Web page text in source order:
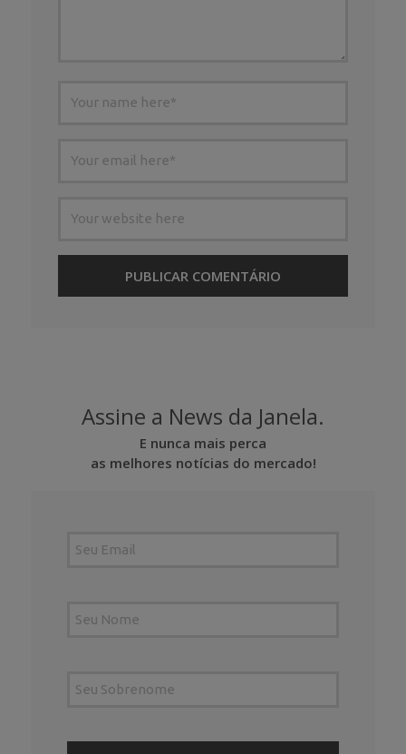
Assine a News da Janela.
E nunca mais perca
as melhores notícias do mercado!